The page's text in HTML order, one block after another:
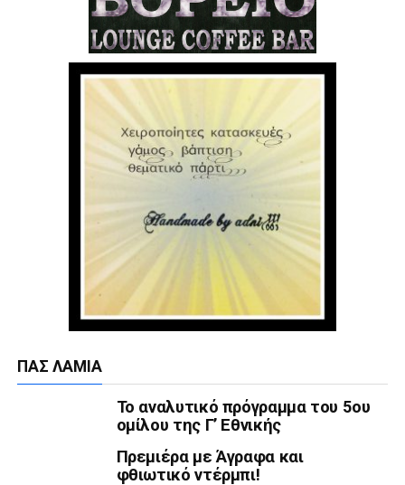
ΠΑΣ ΛΑΜΊΑ
Το αναλυτικό πρόγραμμα του 5ου
ομίλου της Γ’ Εθνικής
Πρεμιέρα με Άγραφα και
φθιωτικό ντέρμπι!